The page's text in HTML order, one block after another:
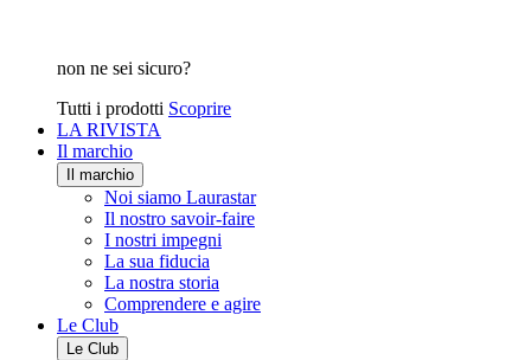
non ne sei sicuro?
Tutti i prodotti Scoprire
LA RIVISTA
Il marchio
Il marchio
Noi siamo Laurastar
Il nostro savoir-faire
I nostri impegni
La sua fiducia
La nostra storia
Comprendere e agire
Le Club
Le Club